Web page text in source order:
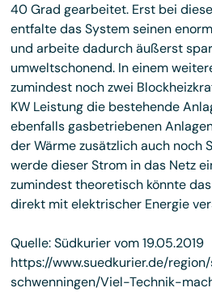
40 Grad gearbeitet. Erst bei
entfalte das System seinen
und arbeite dadurch äußerst
umweltschonend. In einem
zumindest noch zwei
KW Leistung die bestehende
ebenfalls gasbetriebenen
der Wärme zusätzlich auch noch
werde dieser Strom in das Netz
zumindest theoretisch könnte
direkt mit elektrischer Energie
Quelle: Südkurier vom 19.05.2019
https://www.suedkurier.de/
schwenningen/Viel-Technik-